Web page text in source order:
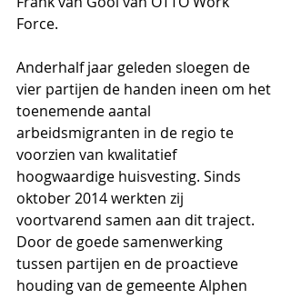
Force.
Anderhalf jaar geleden sloegen de
vier partijen de handen ineen om het
toenemende aantal
arbeidsmigranten in de regio te
voorzien van kwalitatief
hoogwaardige huisvesting. Sinds
oktober 2014 werkten zij
voortvarend samen aan dit traject.
Door de goede samenwerking
tussen partijen en de proactieve
houding van de gemeente Alphen